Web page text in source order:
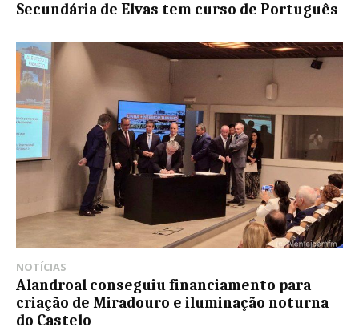
Secundária de Elvas tem curso de Português
NOTÍCIAS
Alandroal conseguiu financiamento para
criação de Miradouro e iluminação noturna
do Castelo